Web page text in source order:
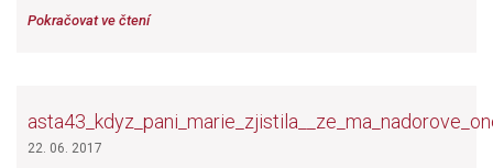
Pokračovat ve čtení
22. 06. 2017